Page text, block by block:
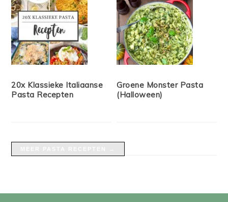
20x Klassieke Italiaanse
Pasta Recepten
Groene Monster Pasta
(Halloween)